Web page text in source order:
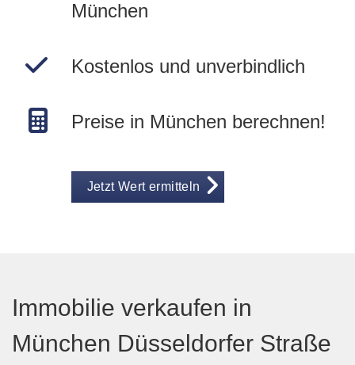
München
Kostenlos und unverbindlich
Preise in München berechnen!
Jetzt Wert ermitteln
Immobilie verkaufen in
München Düsseldorfer Straße